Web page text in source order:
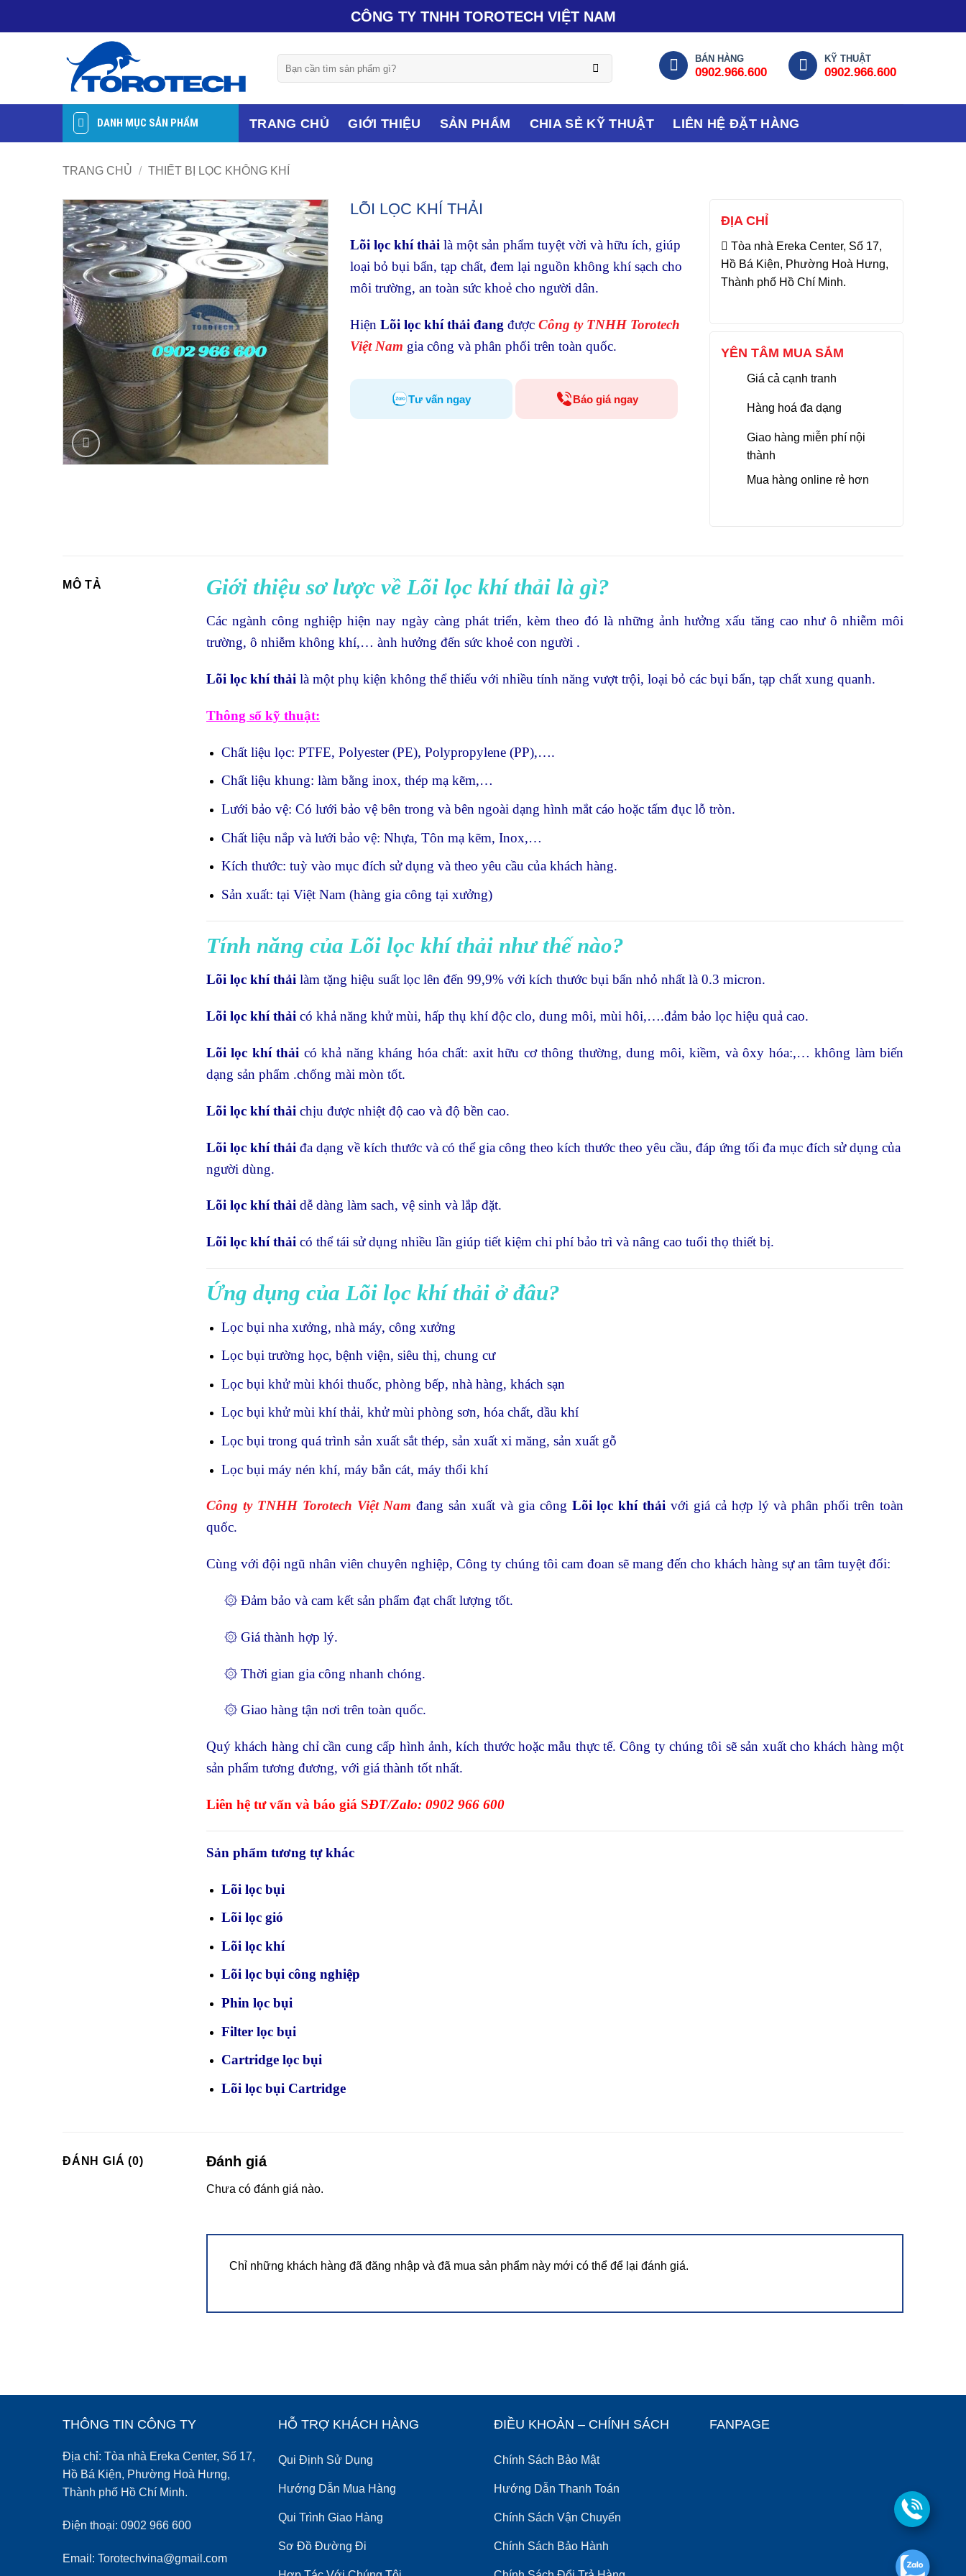
CÔNG TY TNHH TOROTECH VIỆT NAM
kiếm:
BÁN HÀNG
0902.966.600
KỸ THUẬT
0902.966.600
DANH MỤC SẢN PHẨM TRANG CHỦ GIỚI THIỆU SẢN PHẨM CHIA SẺ KỸ THUẬT LIÊN HỆ ĐẶT HÀNG
TRANG CHỦ / THIẾT BỊ LỌC KHÔNG KHÍ
LÕI LỌC KHÍ THẢI
Lõi lọc khí thải là một sản phẩm tuyệt vời và hữu ích, giúp
loại bỏ bụi bẩn, tạp chất, đem lại nguồn không khí sạch cho
môi trường, an toàn sức khoẻ cho người dân.
Hiện Lõi lọc khí thải đang được Công ty TNHH Torotech
Việt Nam gia công và phân phối trên toàn quốc.
Tư vấn ngay Báo giá ngay
ĐỊA CHỈ
Tòa nhà Ereka Center, Số 17,
Hồ Bá Kiện, Phường Hoà Hưng,
Thành phố Hồ Chí Minh.
YÊN TÂM MUA SẮM
Giá cả cạnh tranh
Hàng hoá đa dạng
Giao hàng miễn phí nội
thành
Mua hàng online rẻ hơn
MÔ TẢ Giới thiệu sơ lược về Lõi lọc khí thải là gì?
Các ngành công nghiệp hiện nay ngày càng phát triển, kèm theo đó là những ảnh hưởng xấu tăng cao như ô nhiễm môi
trường, ô nhiễm không khí,… ành hưởng đến sức khoẻ con người .
Lõi lọc khí thải là một phụ kiện không thể thiếu với nhiều tính năng vượt trội, loại bỏ các bụi bẩn, tạp chất xung quanh.
Thông số kỹ thuật:
Chất liệu lọc: PTFE, Polyester (PE), Polypropylene (PP),….
Chất liệu khung: làm bằng inox, thép mạ kẽm,…
Lưới bảo vệ: Có lưới bảo vệ bên trong và bên ngoài dạng hình mắt cáo hoặc tấm đục lỗ tròn.
Chất liệu nắp và lưới bảo vệ: Nhựa, Tôn mạ kẽm, Inox,…
Kích thước: tuỳ vào mục đích sử dụng và theo yêu cầu của khách hàng.
Sản xuất: tại Việt Nam (hàng gia công tại xưởng)
Tính năng của Lõi lọc khí thải như thế nào?
Lõi lọc khí thải làm tặng hiệu suất lọc lên đến 99,9% với kích thước bụi bẩn nhỏ nhất là 0.3 micron.
Lõi lọc khí thải có khả năng khử mùi, hấp thụ khí độc clo, dung môi, mùi hôi,….đảm bảo lọc hiệu quả cao.
Lõi lọc khí thải có khả năng kháng hóa chất: axit hữu cơ thông thường, dung môi, kiềm, và ôxy hóa:,… không làm biến
dạng sản phẩm .chống mài mòn tốt.
Lõi lọc khí thải chịu được nhiệt độ cao và độ bền cao.
Lõi lọc khí thải đa dạng về kích thước và có thể gia công theo kích thước theo yêu cầu, đáp ứng tối đa mục đích sử dụng của
người dùng.
Lõi lọc khí thải dễ dàng làm sach, vệ sinh và lắp đặt.
Lõi lọc khí thải có thể tái sử dụng nhiều lần giúp tiết kiệm chi phí bảo trì và nâng cao tuổi thọ thiết bị.
Ứng dụng của Lõi lọc khí thải ở đâu?
Lọc bụi nha xưởng, nhà máy, công xưởng
Lọc bụi trường học, bệnh viện, siêu thị, chung cư
Lọc bụi khử mùi khói thuốc, phòng bếp, nhà hàng, khách sạn
Lọc bụi khử mùi khí thải, khử mùi phòng sơn, hóa chất, dầu khí
Lọc bụi trong quá trình sản xuất sắt thép, sản xuất xi măng, sản xuất gỗ
Lọc bụi máy nén khí, máy bắn cát, máy thổi khí
Công ty TNHH Torotech Việt Nam đang sản xuất và gia công Lõi lọc khí thải với giá cả hợp lý và phân phối trên toàn
quốc.
Cùng với đội ngũ nhân viên chuyên nghiệp, Công ty chúng tôi cam đoan sẽ mang đến cho khách hàng sự an tâm tuyệt đối:
۞ Đảm bảo và cam kết sản phẩm đạt chất lượng tốt.
۞ Giá thành hợp lý.
۞ Thời gian gia công nhanh chóng.
۞ Giao hàng tận nơi trên toàn quốc.
Quý khách hàng chỉ cần cung cấp hình ảnh, kích thước hoặc mẫu thực tế. Công ty chúng tôi sẽ sản xuất cho khách hàng một
sản phẩm tương đương, với giá thành tốt nhất.
Liên hệ tư vấn và báo giá SĐT/Zalo: 0902 966 600
Sản phẩm tương tự khác
Lõi lọc bụi
Lõi lọc gió
Lõi lọc khí
Lõi lọc bụi công nghiệp
Phin lọc bụi
Filter lọc bụi
Cartridge lọc bụi
Lõi lọc bụi Cartridge
ĐÁNH GIÁ (0) Đánh giá
Chưa có đánh giá nào.
Chỉ những khách hàng đã đăng nhập và đã mua sản phẩm này mới có thể để lại đánh giá.
THÔNG TIN CÔNG TY
Địa chỉ: Tòa nhà Ereka Center, Số 17,
Hồ Bá Kiện, Phường Hoà Hưng,
Thành phố Hồ Chí Minh.
Điện thoại: 0902 966 600
Email: Torotechvina@gmail.com
HỖ TRỢ KHÁCH HÀNG
Qui Định Sử Dụng
Hướng Dẫn Mua Hàng
Qui Trình Giao Hàng
Sơ Đồ Đường Đi
ĐIỀU KHOẢN – CHÍNH SÁCH
Chính Sách Bảo Mật
Hướng Dẫn Thanh Toán
Chính Sách Vận Chuyển
Chính Sách Bảo Hành
FANPAGE